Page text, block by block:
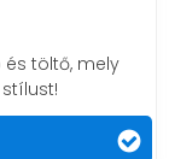
töltő, mely